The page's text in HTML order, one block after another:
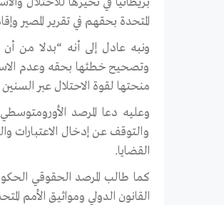
المتحدة بحقهم في تقرير المصير
ونبه عادل إلى أنه “بدلا من
وتصحيح خطئها بحقه وعدم
منحتها لقوة الاحتلال عبر
وعليه دعا المرصد
والتوقف عن إدخال الاعتبارات
القضايا.
كما طالب المرصد الحقوقي
القانون الدولي ومواثيق الأمم